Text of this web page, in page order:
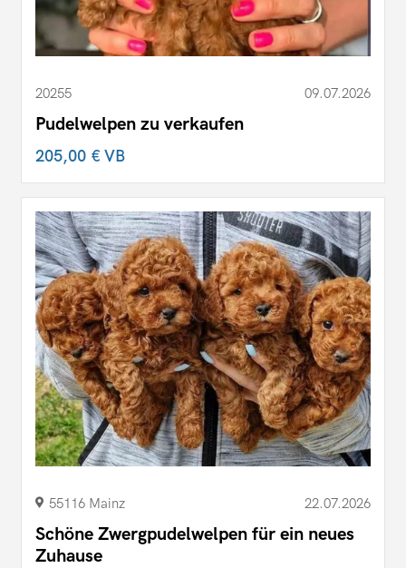
20255 09.07.2026
Pudelwelpen zu verkaufen
205,00 €VB
55116 Mainz 22.07.2026
Schöne Zwergpudelwelpen für ein neues
Zuhause